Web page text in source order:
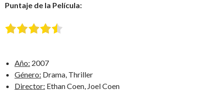
Puntaje de la Película:
Año: 2007
Género: Drama, Thriller
Director: Ethan Coen, Joel Coen